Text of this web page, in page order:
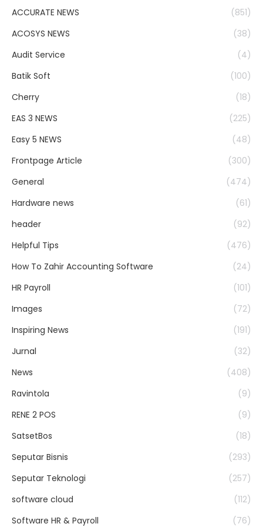
ACCURATE NEWS
(851)
ACOSYS NEWS
(38)
Audit Service
(4)
Batik Soft
(100)
Cherry
(18)
EAS 3 NEWS
(225)
Easy 5 NEWS
(48)
Frontpage Article
(300)
General
(474)
Hardware news
(61)
header
(92)
Helpful Tips
(476)
How To Zahir Accounting Software
(24)
HR Payroll
(101)
Images
(72)
Inspiring News
(191)
Jurnal
(32)
News
(408)
Ravintola
(9)
RENE 2 POS
(9)
SatsetBos
(18)
Seputar Bisnis
(293)
Seputar Teknologi
(257)
software cloud
(112)
Software HR & Payroll
(76)